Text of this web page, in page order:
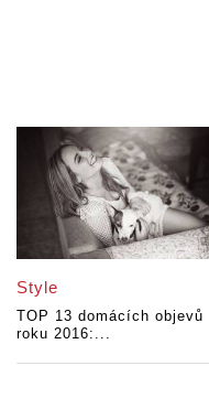
Style
TOP 13 domácích objevů
roku 2016:...